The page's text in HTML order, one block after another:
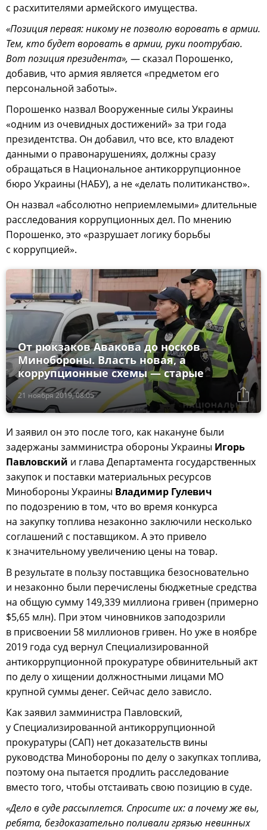
с расхитителями армейского имущества.
«Позиция первая: никому не позволю воровать в армии.
Тем, кто будет воровать в армии, руки поотрубаю.
Вот позиция президента», — сказал Порошенко,
добавив, что армия является «предметом его
персональной заботы».
Порошенко назвал Вооруженные силы Украины
«одним из очевидных достижений» за три года
президентства. Он добавил, что все, кто владеют
данными о правонарушениях, должны сразу
обращаться в Национальное антикоррупционное
бюро Украины (НАБУ), а не «делать политиканство».
Он назвал «абсолютно неприемлемыми» длительные
расследования коррупционных дел. По мнению
Порошенко, это «разрушает логику борьбы
с коррупцией».
21 ноября 2019, 08:05
От рюкзаков Авакова до носков
Минобороны. Власть новая, а
коррупционные схемы — старые
И заявил он это после того, как накануне были
задержаны замминистра обороны Украины Игорь
Павловский и глава Департамента государственных
закупок и поставки материальных ресурсов
Минобороны Украины Владимир Гулевич
по подозрению в том, что во время конкурса
на закупку топлива незаконно заключили несколько
соглашений с поставщиком. А это привело
к значительному увеличению цены на товар.
В результате в пользу поставщика безосновательно
и незаконно были перечислены бюджетные средства
на общую сумму 149,339 миллиона гривен (примерно
$5,65 млн). При этом чиновников заподозрили
в присвоении 58 миллионов гривен. Но уже в ноябре
2019 года суд вернул Специализированной
антикоррупционной прокуратуре обвинительный акт
по делу о хищении должностными лицами МО
крупной суммы денег. Сейчас дело зависло.
Как заявил замминистра Павловский,
у Специализированной антикоррупционной
прокуратуры (САП) нет доказательств вины
руководства Минобороны по делу о закупках топлива,
поэтому она пытается продлить расследование
вместо того, чтобы отстаивать свою позицию в суде.
«Дело в суде рассыплется. Спросите их: а почему же вы,
ребята, бездоказательно поливали грязью невинных